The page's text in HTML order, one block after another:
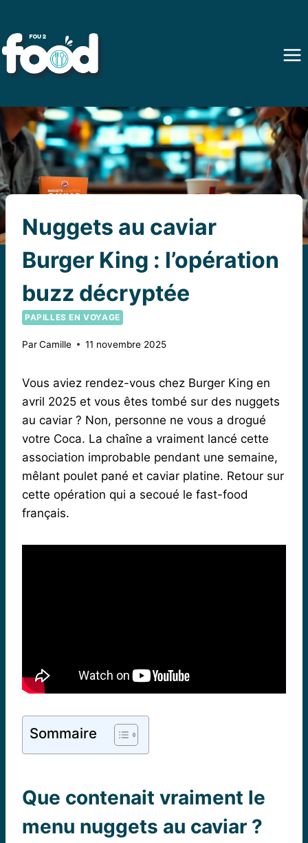
contenu
Nuggets au caviar
Burger King : l’opération
buzz décryptée
PAPILLES EN VOYAGE
ParCamille 11 novembre 2025
Vous aviez rendez-vous chez Burger King en
avril 2025 et vous êtes tombé sur des nuggets
au caviar ? Non, personne ne vous a drogué
votre Coca. La chaîne a vraiment lancé cette
association improbable pendant une semaine,
mêlant poulet pané et caviar platine. Retour sur
cette opération qui a secoué le fast-food
français.
Sommaire
Que contenait vraiment le
menu nuggets au caviar ?